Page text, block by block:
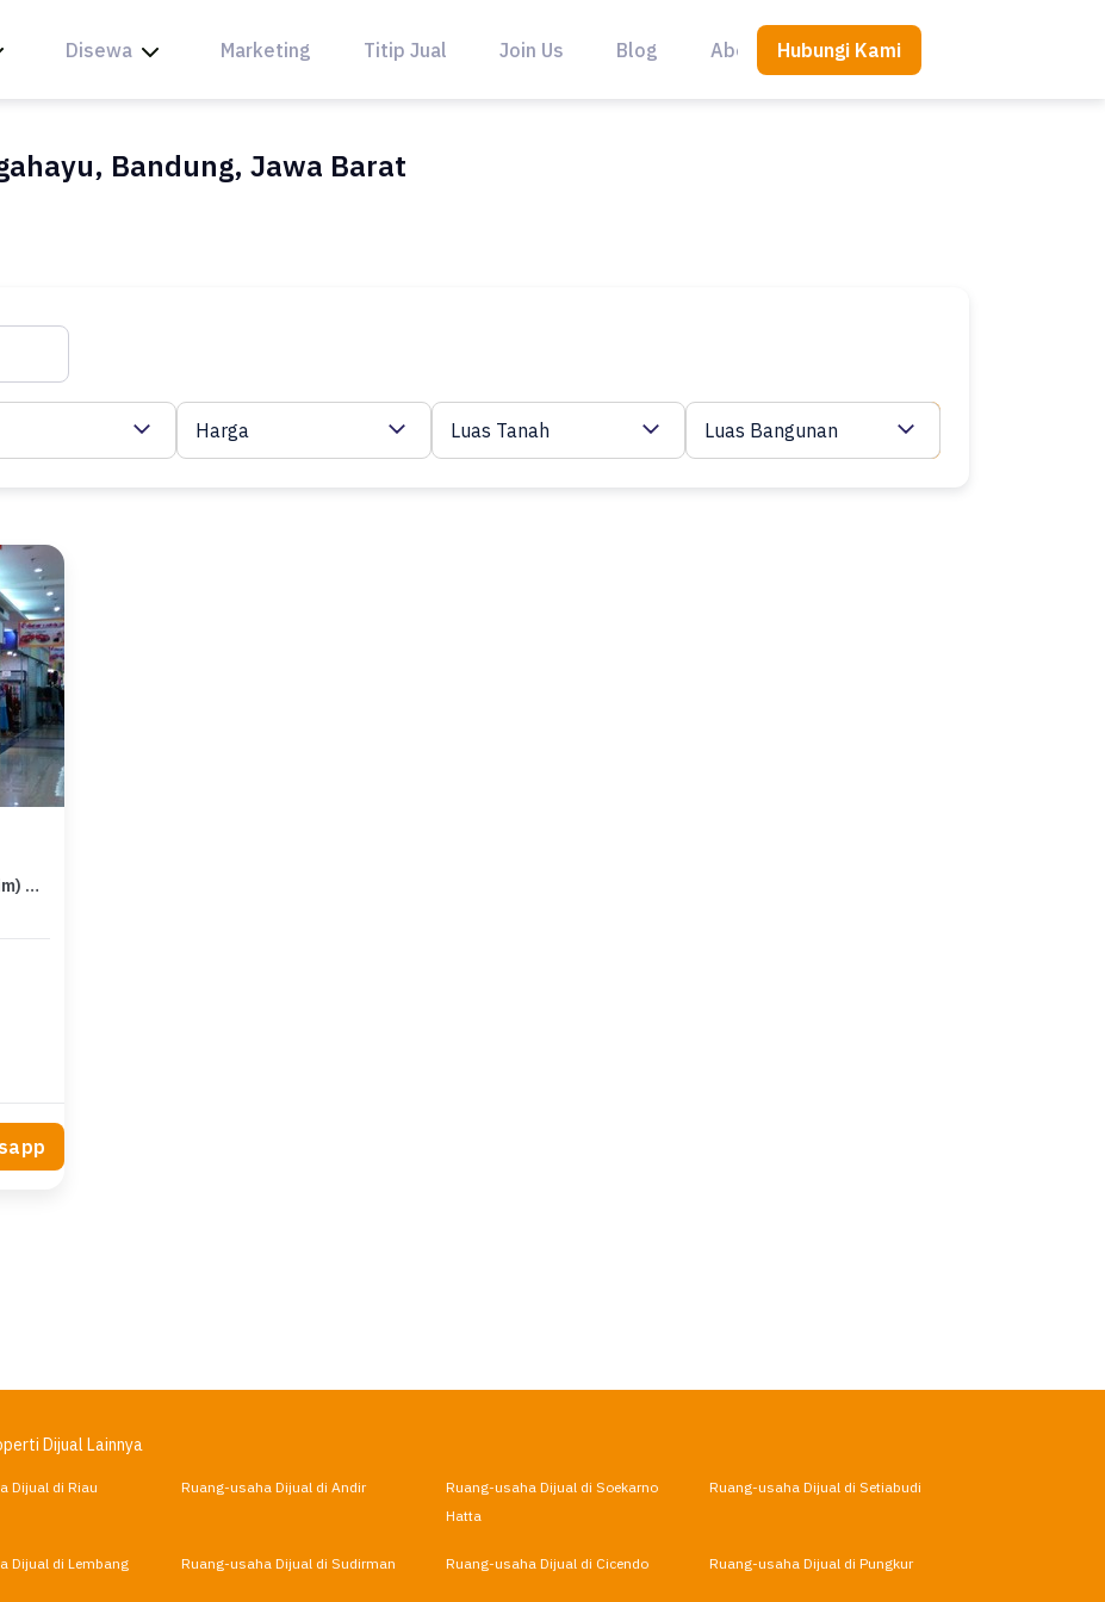
Disewa Marketing Titip Jual Join Us Blog About UsHubungi Kami
Bandung, Jawa Barat
Harga Luas Tanah Luas Bangunan
*For Sale* Toko Kios di Metro Indah Mall (Mim) Margahayu Raya Bandung
Dijual Lainnya
Dijual di Riau Ruang-usaha Dijual di Andir
Ruang-usaha Dijual di Soekarno
Hatta
Ruang-usaha Dijual di Setiabudi
Dijual di Lembang Ruang-usaha Dijual di Sudirman Ruang-usaha Dijual di Cicendo Ruang-usaha Dijual di Pungkur